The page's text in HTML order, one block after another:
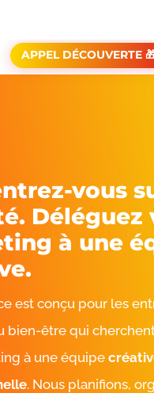
APPEL DÉCOUVERTE
vous
Déléguez
à une
est conçu pour les
bien-être qui
à une équipe
. Nous planifions,